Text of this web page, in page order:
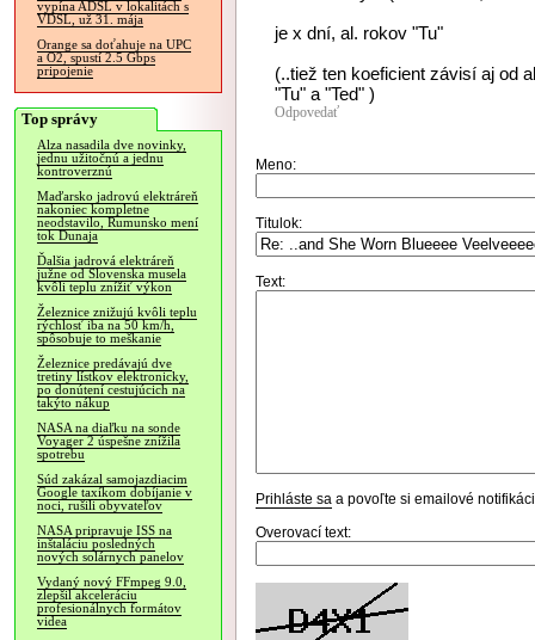
vypína ADSL v lokalitách s
VDSL, už 31. mája
Orange sa doťahuje na UPC
a O2, spustí 2.5 Gbps
pripojenie
Top správy
Alza nasadila dve novinky,
jednu užitočnú a jednu
kontroverznú
Maďarsko jadrovú elektráreň
nakoniec kompletne
neodstavilo, Rumunsko mení
tok Dunaja
Ďalšia jadrová elektráreň
južne od Slovenska musela
kvôli teplu znížiť výkon
Železnice znižujú kvôli teplu
rýchlosť iba na 50 km/h,
spôsobuje to meškanie
Železnice predávajú dve
tretiny lístkov elektronicky,
po donútení cestujúcich na
takýto nákup
NASA na diaľku na sonde
Voyager 2 úspešne znížila
spotrebu
Súd zakázal samojazdiacim
Google taxíkom dobíjanie v
noci, rušili obyvateľov
NASA pripravuje ISS na
inštaláciu posledných
nových solárnych panelov
Vydaný nový FFmpeg 9.0,
zlepšil akceleráciu
profesionálnych formátov
videa
je x dní, al. rokov "Tu"
(..tiež ten koeficient závisí aj od
"Tu" a "Ted" )
Odpovedať
Meno:
Titulok:
Text:
Prihláste sa a povoľte si emailové
Overovací text: